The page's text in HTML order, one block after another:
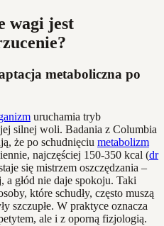
wagi jest
metaboliczna po
uruchamia tryb
silnej woli. Badania z Columbia
że po schudnięciu metabolizm
najczęściej 150-350 kcal (dr
się mistrzem oszczędzania –
a głód nie daje spokoju. Taki
które schudły, często muszą
szczupłe. W praktyce oznacza
ale i z oporną fizjologią.